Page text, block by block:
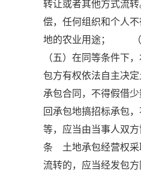
转让或者其他方式
偿，任何组织和个人
地的农业用途； （
（五）在同等条件
包方有权依法自主决
承包合同，不得假借
回承包地搞招标承包
等，应当由当事人双
条 土地承包经营权采
流转的，应当经发包